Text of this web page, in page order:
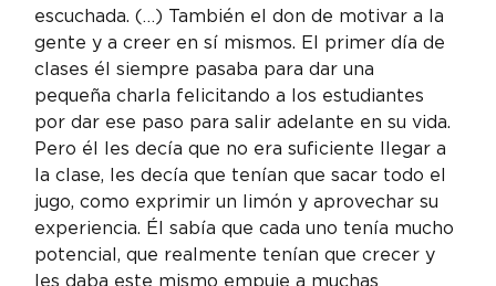
escuchada. (…) También el don de motivar a la
gente y a creer en sí mismos. El primer día de
clases él siempre pasaba para dar una
pequeña charla felicitando a los estudiantes
por dar ese paso para salir adelante en su vida.
Pero él les decía que no era suficiente llegar a
la clase, les decía que tenían que sacar todo el
jugo, como exprimir un limón y aprovechar su
experiencia. Él sabía que cada uno tenía mucho
potencial, que realmente tenían que crecer y
les daba este mismo empuje a muchas